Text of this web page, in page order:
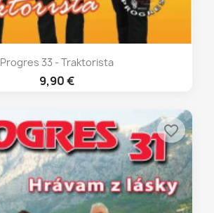
Progres 33 - Traktorista
9,90 €
favorite_border